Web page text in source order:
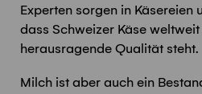
Experten sorgen in Käsereien
dass Schweizer Käse
herausragende Qualität steht.
Milch ist aber auch ein